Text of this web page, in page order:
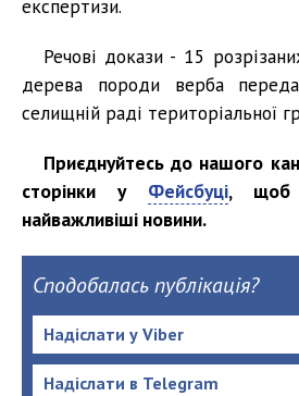
експертизи.
Речові докази - 15
дерева породи верба
селищній раді територіальної
Приєднуйтесь до нашого
сторінки у Фейсбуці, щоб
найважливіші новини.
Сподобалась публікація?
Надіслати у Viber
Надіслати в Telegram